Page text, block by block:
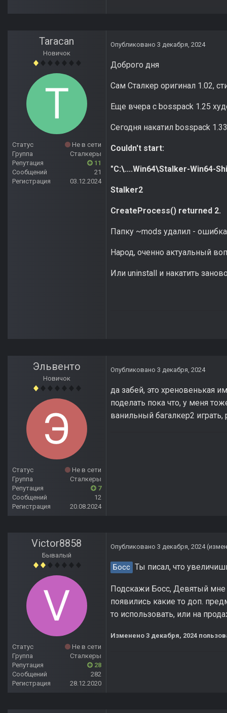
Taracan
Новичок
Статус
Не в сети
Группа
Сталкеры
Репутация
11
Сообщений
21
Регистрация
03.12.2024
Опубликовано 3 декабря, 2024
Доброго дня
Сам Сталкер оригинал 1.02,
Еще вчера с bosspack 1.25
Сегодня накатил bosspack
Couldn't start:
"C:\....Win64\Stalker-Win64-
Stalker2
CreateProcess() returned 2.
Папку ~mods удалил - ошибка
Народ, оченно актуальный
Или uninstall и накатить
Эльвенто
Новичок
Статус
Не в сети
Группа
Сталкеры
Репутация
7
Сообщений
12
Регистрация
20.08.2024
Опубликовано 3 декабря, 2024
да забей, это хреновенькая
поделать пока что, у меня
ванильный багалкер2
Victor8858
Бывалый
Статус
Не в сети
Группа
Сталкеры
Репутация
28
Сообщений
282
Регистрация
28.12.2020
Опубликовано 3 декабря, 2024
Босс Ты писал, что
Подскажи Босс, Девятый мне
появились какие то доп.
то использовать, или на
Изменено 3 декабря, 2024